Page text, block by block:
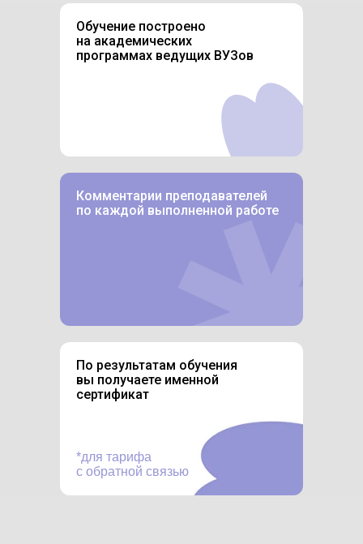
По результатам обучения
вы получаете именной
сертификат
*для тарифа
с обратной связью
Комментарии преподавателей
по каждой выполненной работе
Обучение построено
на академических
программах ведущих ВУЗов